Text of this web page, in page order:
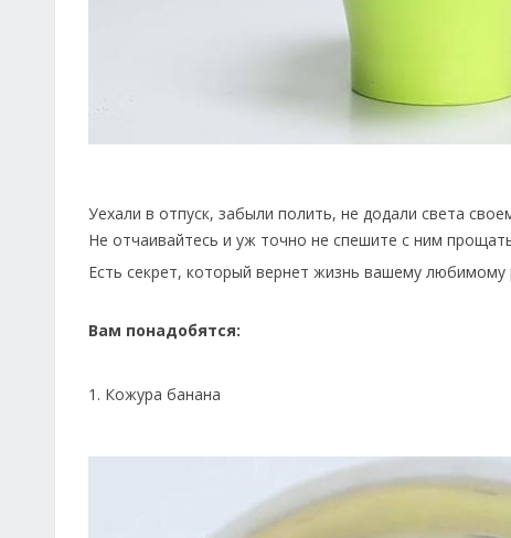
Уехали в отпуск, забыли полить, не додали света
Не отчаивайтесь и уж точно не спешите с ним
Есть секрет, который вернет жизнь вашему любимому
Вам понадобятся:
1. Кожура банана